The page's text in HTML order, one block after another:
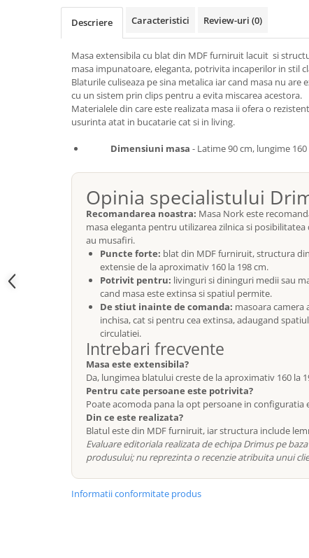
Top saltele 10 cm
Top saltele memory 5 cm
Top saltele MemoHR 6.5 cm
Saltele ieftine
Saltele cu plasa de arcuri
Saltele cu spuma
Scaune manager
Mobilier bucatarie
Mese bucatarie
Scaune pentru bucatarie
Mobila bucatarie
Seturi mese si scaune bucatarie
Seturi mobilier hol
Suport pentru umerase
Etajere
Cuiere
Mobilier gradinita
Set mese si scaune gradinita
Mobila camera copii
Scaune birou pentru copii
Saltele patuturi copii
Masa si scaune gradinita
Seturi comode living si dormitor
Descriere Caracteristici Review-uri (0)
Masa extensibila cu blat din MDF furniruit lacuit si
masa impunatoare, eleganta, potrivita incaperilor in stil
Blaturile culiseaza pe sina metalica iar cand masa nu are
cu un sistem prin clips pentru a evita miscarea acestora.
Materialele din care este realizata masa ii ofera o
usurinta atat in bucatarie cat si in living.
Dimensiuni masa - Latime 90 cm, lungime
Opinia specialistului
Recomandarea noastra: Masa Nork este
masa eleganta pentru utilizarea zilnica si
au musafiri.
Puncte forte: blat din MDF furniruit, structura
extensie de la aproximativ 160 la 198 cm.
Potrivit pentru: livinguri si dininguri medii sau
cand masa este extinsa si spatiul permite.
De stiut inainte de comanda: masoara
inchisa, cat si pentru cea extinsa, adaugand
circulatiei.
Intrebari frecvente
Masa este extensibila?
Da, lungimea blatului creste de la aproximativ 160 la
Pentru cate persoane este potrivita?
Poate acomoda pana la opt persoane in configuratia
Din ce este realizata?
Blatul este din MDF furniruit, iar structura include
Evaluare editoriala realizata de echipa Drimus pe
produsului; nu reprezinta o recenzie atribuita unui
Informatii conformitate produs